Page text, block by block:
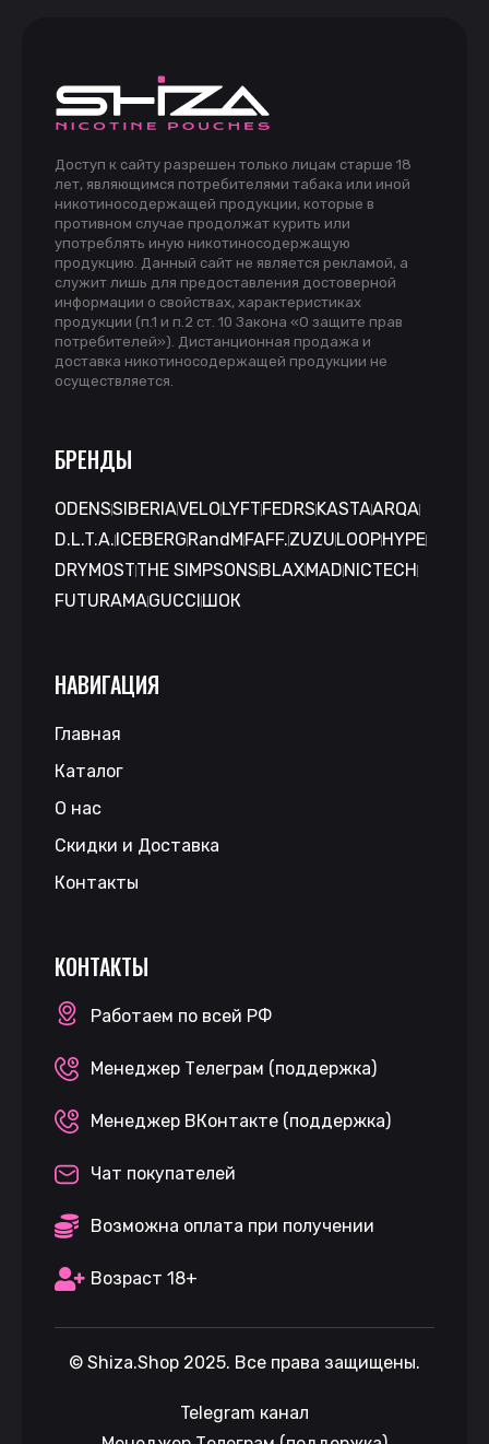
Доступ к сайту разрешен только лицам старше 18
лет, являющимся потребителями табака или иной
никотиносодержащей продукции, которые в
противном случае продолжат курить или
употреблять иную никотиносодержащую
продукцию. Данный сайт не является рекламой, а
служит лишь для предоставления достоверной
информации о свойствах, характеристиках
продукции (п.1 и п.2 ст. 10 Закона «О защите прав
потребителей»). Дистанционная продажа и
доставка никотиносодержащей продукции не
осуществляется.
БРЕНДЫ
ODENSSIBERIAVELO LYFT FEDRS KASTAARQA
D.L.T.A. ICEBERG RandM FAFF.ZUZU LOOPHYPE
DRYMOSTTHE SIMPSONS BLAXMAD NICTECH
FUTURAMAGUCCI ШОК
НАВИГАЦИЯ
Главная
Каталог
О нас
Скидки и Доставка
Контакты
КОНТАКТЫ
Работаем по всей РФ
Менеджер Телеграм (поддержка)
Менеджер ВКонтакте (поддержка)
Чат покупателей
Возможна оплата при получении
Возраст 18+
© Shiza.Shop 2025. Все права защищены.
Telegram канал